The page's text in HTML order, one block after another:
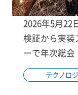
2026年5月22
検証から実装
ーで年次総会
テクノロ